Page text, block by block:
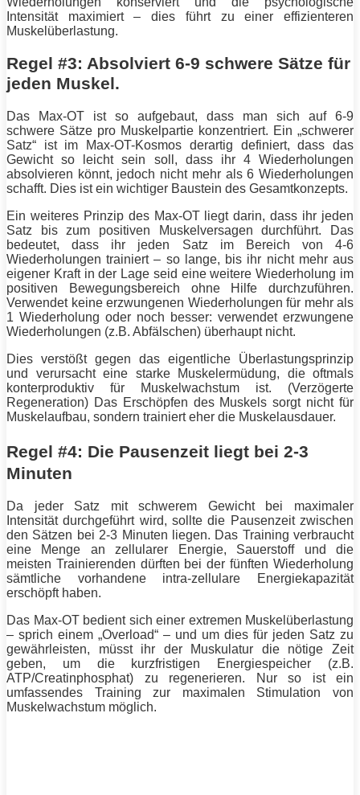
Intensitätmaximiert – dies führt zu einer effizienteren
Muskelüberlastung.
Regel #3: Absolviert 6-9 schwere Sätze für
jeden Muskel.
Das Max-OT ist so aufgebaut, dass man sich auf 6-9
schwere Sätze pro Muskelpartie konzentriert. Ein „schwerer
Satz“ ist im Max-OT-Kosmos derartig definiert, dass das
Gewicht so leicht sein soll, dass ihr 4 Wiederholungen
absolvieren könnt, jedoch nicht mehr als 6 Wiederholungen
schafft. Dies ist ein wichtiger Baustein des Gesamtkonzepts.
Ein weiteres Prinzip des Max-OT liegt darin, dass ihr jeden
Satz bis zum positiven Muskelversagen durchführt. Das
bedeutet, dass ihr jeden Satz im Bereich von 4-6
Wiederholungen trainiert – so lange, bis ihr nicht mehr aus
eigener Kraft in der Lage seid eine weitere Wiederholung im
positiven Bewegungsbereich ohne Hilfe durchzuführen.
Verwendet keine erzwungenen Wiederholungen für mehr als
1 Wiederholung oder noch besser: verwendet erzwungene
Wiederholungen (z.B. Abfälschen) überhaupt nicht.
Dies verstößt gegen das eigentliche Überlastungsprinzip
und verursacht eine starke Muskelermüdung, die oftmals
konterproduktiv für Muskelwachstum ist. (Verzögerte
Regeneration) Das Erschöpfen des Muskels sorgt nicht für
Muskelaufbau, sondern trainiert eher die Muskelausdauer.
Regel #4: Die Pausenzeit liegt bei 2-3
Minuten
Da jeder Satz mit schwerem Gewicht bei maximaler
Intensitätdurchgeführt wird, sollte die Pausenzeit zwischen
den Sätzen bei 2-3 Minuten liegen. Das Training verbraucht
eine Menge an zellularer
Energie, Sauerstoff und die
meisten Trainierenden dürften bei der fünften Wiederholung
sämtliche vorhandene intra-zellulare Energiekapazität
erschöpft haben.
Das Max-OT bedient sich einer extremen Muskelüberlastung
– sprich einem „Overload“ – und um dies für jeden Satz zu
gewährleisten, müsst ihr der Muskulatur die nötige Zeit
geben, um die kurzfristigen Energiespeicher (z.B.
ATP/Creatinphosphat) zu regenerieren. Nur so ist ein
umfassendes Training zur maximalen Stimulation von
Muskelwachstum möglich.